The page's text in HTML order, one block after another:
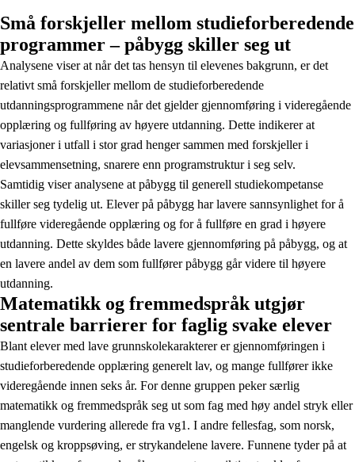
Små forskjeller mellom studieforberedende
programmer – påbygg skiller seg ut
Analysene viser at når det tas hensyn til elevenes bakgrunn, er det
relativt små forskjeller mellom de studieforberedende
utdanningsprogrammene når det gjelder gjennomføring i videregående
opplæring og fullføring av høyere utdanning. Dette indikerer at
variasjoner i utfall i stor grad henger sammen med forskjeller i
elevsammensetning, snarere enn programstruktur i seg selv.
Samtidig viser analysene at påbygg til generell studiekompetanse
skiller seg tydelig ut. Elever på påbygg har lavere sannsynlighet for å
fullføre videregående opplæring og for å fullføre en grad i høyere
utdanning. Dette skyldes både lavere gjennomføring på påbygg, og at
en lavere andel av dem som fullfører påbygg går videre til høyere
utdanning.
Matematikk og fremmedspråk utgjør
sentrale barrierer for faglig svake elever
Blant elever med lave grunnskolekarakterer er gjennomføringen i
studieforberedende opplæring generelt lav, og mange fullfører ikke
videregående innen seks år. For denne gruppen peker særlig
matematikk og fremmedspråk seg ut som fag med høy andel stryk eller
manglende vurdering allerede fra vg1. I andre fellesfag, som norsk,
engelsk og kroppsøving, er strykandelene lavere. Funnene tyder på at